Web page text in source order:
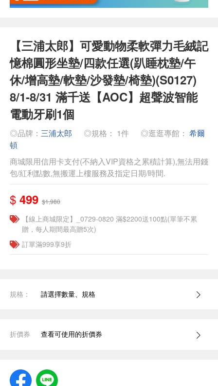
【三浦太郎】可愛動物柔軟彈力毛絨記
憶棉圓形坐墊/四款任選(趴睡枕墊/午
休/增高墊/軟墊/沙發墊/椅墊)(S0127)
8/1-8/31 滿千送【AOC】超聲波智能
電動牙刷1個
◎品牌： 三浦太郎 ◎規格： 1件 ◎逛逛專館： 希爾
頓
商城限用信用卡支付(不納入VIP資格之累積計算),無法用錢
包/紅利點數,無搬運上樓服務及指定日期/時間.
$ 499 $1,980
【線上商城限定】_0729-0820 滿$2200送100點(單筆不累
贈，每人期間最高贈5次)
訂單滿999享9折
規格： 請選擇數量、規格
折價券 查看可使用的折價券